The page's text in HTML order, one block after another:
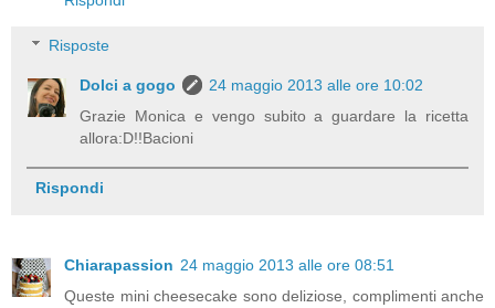
Risposte
Dolci a gogo
24 maggio 2013 alle ore 10:02
Grazie Monica e vengo subito a guardare la ricetta
allora:D!!Bacioni
Rispondi
Chiarapassion 24 maggio 2013 alle ore 08:51
Queste mini cheesecake sono deliziose, complimenti anche